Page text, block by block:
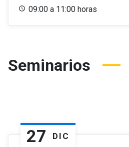
09:00 a 11:00 horas
Seminarios
27 DIC